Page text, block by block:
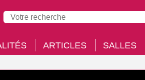
ARTICLES SALLES